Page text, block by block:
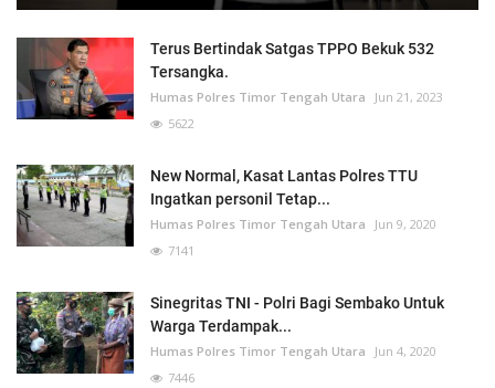
Terus Bertindak Satgas TPPO Bekuk 532
Tersangka.
Humas Polres Timor Tengah Utara
Jun 21, 2023
5622
New Normal, Kasat Lantas Polres TTU
Ingatkan personil Tetap...
Humas Polres Timor Tengah Utara
Jun 9, 2020
7141
Sinegritas TNI - Polri Bagi Sembako Untuk
Warga Terdampak...
Humas Polres Timor Tengah Utara
Jun 4, 2020
7446